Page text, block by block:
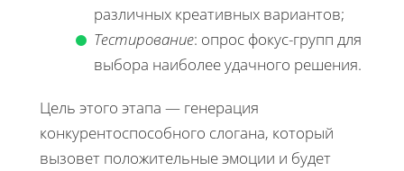
различных креативных вариантов;
Тестирование: опрос фокус-групп для
выбора наиболее удачного решения.
Цель этого этапа — генерация
конкурентоспособного слогана, который
вызовет положительные эмоции и будет